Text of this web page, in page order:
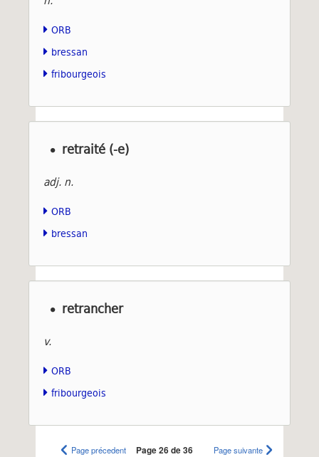
ORB
bressan
fribourgeois
retraité (-e)
adj. n.
ORB
bressan
retrancher
v.
ORB
fribourgeois
Page précedent Page 26 de 36
Page suivante